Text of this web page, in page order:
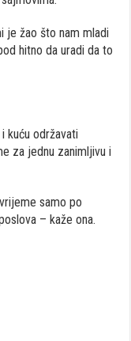
je žao što nam mladi
hitno da uradi da to
kuću održavati
za jednu zanimljivu i
samo po
– kaže ona.